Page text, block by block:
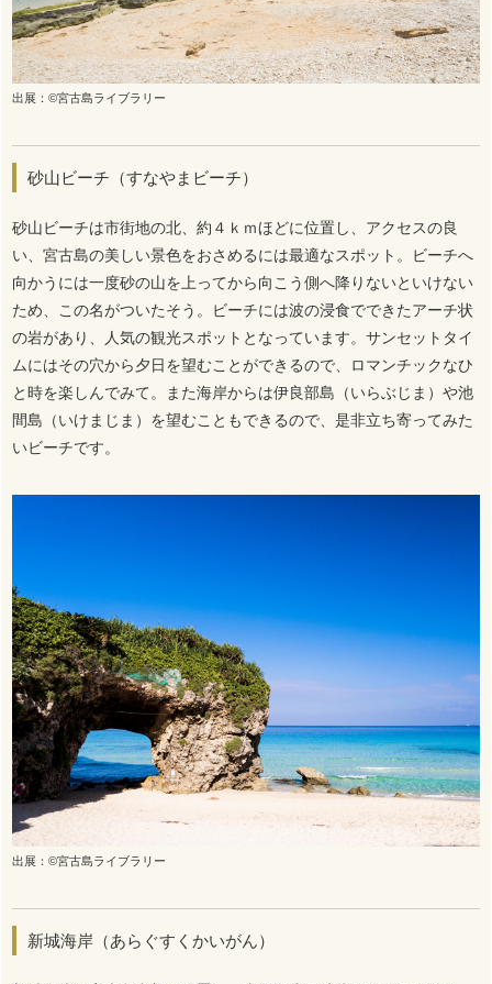
出展：©宮古島ライブラリー
砂山ビーチ（すなやまビーチ）
砂山ビーチは市街地の北、約４ｋｍほどに位置し、アクセスの良
い、宮古島の美しい景色をおさめるには最適なスポット。ビーチへ
向かうには一度砂の山を上ってから向こう側へ降りないといけない
ため、この名がついたそう。ビーチには波の浸食でできたアーチ状
の岩があり、人気の観光スポットとなっています。サンセットタイ
ムにはその穴から夕日を望むことができるので、ロマンチックなひ
と時を楽しんでみて。また海岸からは伊良部島（いらぶじま）や池
間島（いけまじま）を望むこともできるので、是非立ち寄ってみた
いビーチです。
出展：©宮古島ライブラリー
新城海岸（あらぐすくかいがん）